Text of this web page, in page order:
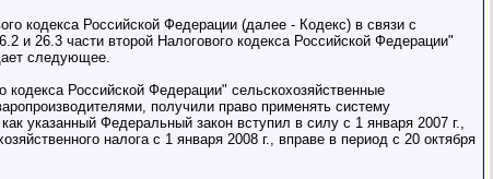
кодекса Российской Федерации (далее - Кодекс) в связи с
и 26.3 части второй Налогового кодекса Российской Федерации"
следующее.
Российской Федерации" сельскохозяйственные
получили право применять систему
указанный Федеральный закон вступил в силу с 1 января 2007 г.,
налога с 1 января 2008 г., вправе в период с 20 октября